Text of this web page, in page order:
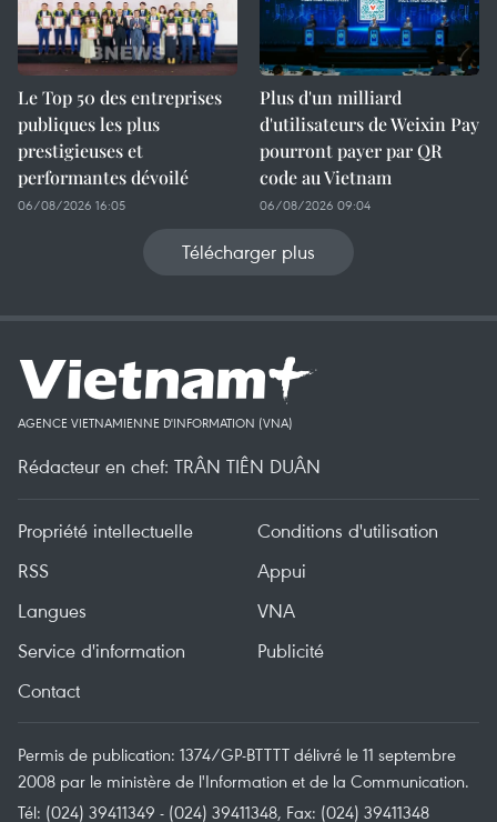
Le Top 50 des entreprises
publiques les plus
prestigieuses et
performantes dévoilé
06/08/2026 16:05
Plus d'un milliard
d'utilisateurs de Weixin Pay
pourront payer par QR
code au Vietnam
06/08/2026 09:04
Télécharger plus
AGENCE VIETNAMIENNE D'INFORMATION (VNA)
Rédacteur en chef: TRÂN TIÊN DUÂN
Propriété intellectuelle
Conditions d'utilisation
RSS
Appui
Langues
VNA
Service d'information
Publicité
Contact
Permis de publication: 1374/GP-BTTTT délivré le 11 septembre
2008 par le ministère de l'Information et de la Communication.
Tél: (024) 39411349 - (024) 39411348, Fax: (024) 39411348